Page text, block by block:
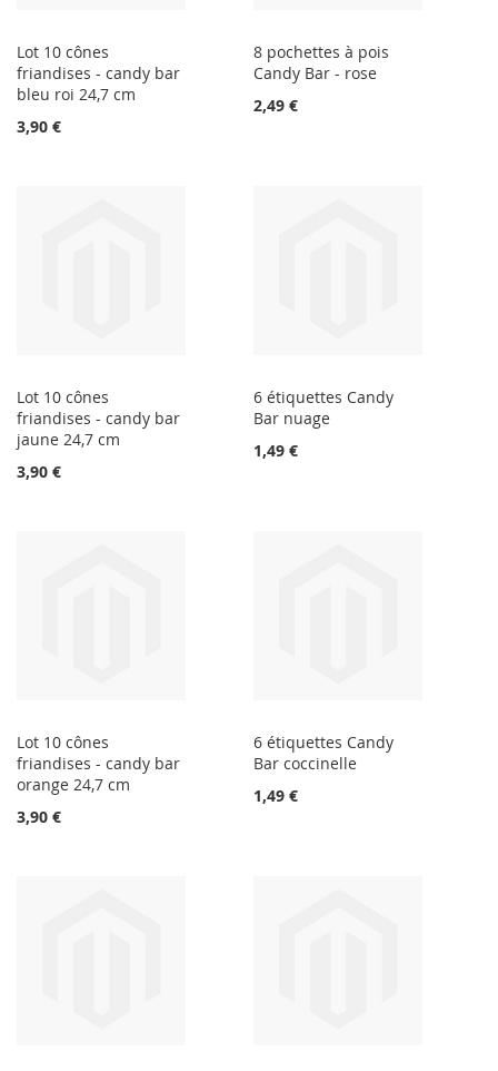
Lot 10 cônes
friandises - candy bar
bleu roi 24,7 cm
3,90 €
8 pochettes à pois
Candy Bar - rose
2,49 €
Lot 10 cônes
friandises - candy bar
jaune 24,7 cm
3,90 €
6 étiquettes Candy
Bar nuage
1,49 €
Lot 10 cônes
friandises - candy bar
orange 24,7 cm
3,90 €
6 étiquettes Candy
Bar coccinelle
1,49 €